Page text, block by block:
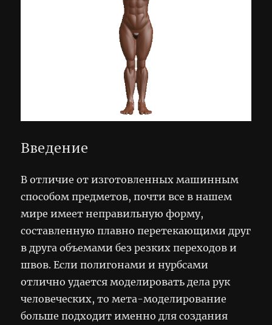
Введение
В отличие от изготовленных машинным
способом предметов, почти все в нашем
мире имеет неправильную форму,
составленную плавно перетекающими друг
в друга объемами без резких переходов и
швов. Если полигонами и нурбсами
отлично удается моделировать дела рук
человеческих, то мета-моделирование
больше подходит именно для создания